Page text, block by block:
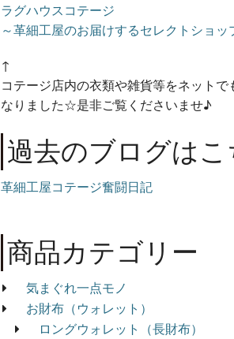
ラグハウスコテージ
～革細工屋のお届けするセレクトショッ
↑
コテージ店内の衣類や雑貨等をネット
なりました☆是非ご覧くださいませ♪
過去のブログはこ
革細工屋コテージ奮闘日記
商品カテゴリー
気まぐれ一点モノ
お財布（ウォレット）
ロングウォレット（長財布）